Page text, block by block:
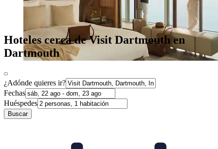
Hoteles cerca de Visit Dartmouth en
Dartmouth
¿Adónde quieres ir?
Fechas
Huéspedes
Buscar